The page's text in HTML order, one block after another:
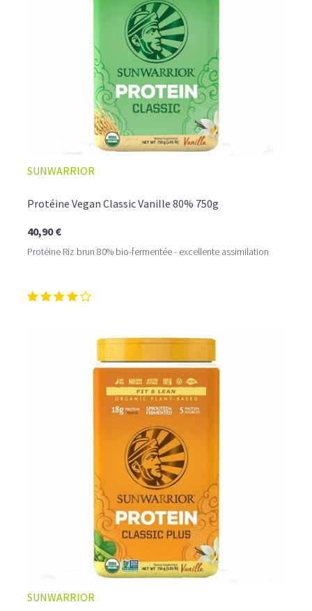
☕ LATTE MACCHIATO GLACÉ
L’ÉQUILIBRE PARFAIT ENTRE DOUCEUR ET INTENSITÉ
Un café riche avec un soupçon de caramel pour un
moment de pure détente… ou de concentration avant le
Une énergie immédiate et stable, sans pic de glycémie,
qui vous accompagne toute la matinée et un allié parfait
après l’entraînement.
Pour ceux qui veulent retrouver le plaisir d’un vrai café
glacé, sans se sentir lourd ni affamé.
Latte Macchiato Glacé Protéiné
🍯 CAFÉ FRAPPÉ AU CARAMEL PROTÉINÉ
SUNWARRIOR
Protéine Vegan Classic Vanille 80% 750g
40,90 €
Protéine Riz brun 80% bio-fermentée - excellente assimilation
SUNWARRIOR